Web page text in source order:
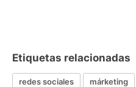
Etiquetas relacionadas
redes sociales márketing